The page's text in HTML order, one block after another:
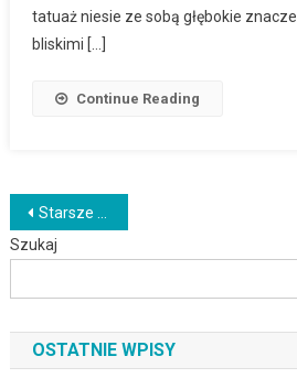
tatuaż niesie ze sobą głębokie
bliskimi […]
Continue Reading
Nawigacja
po
wpisach
Starsze wpisy
Szukaj
OSTATNIE WPISY